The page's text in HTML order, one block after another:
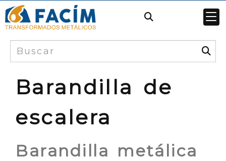
Barandilla de
escalera
Barandilla metálica